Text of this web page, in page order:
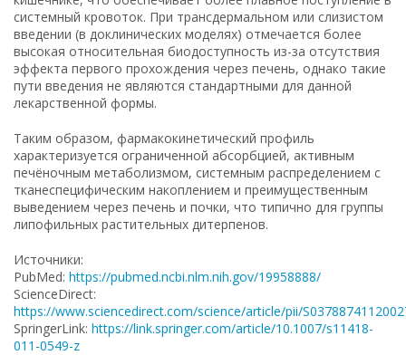
системный кровоток. При трансдермальном или слизистом
введении (в доклинических моделях) отмечается более
высокая относительная биодоступность из-за отсутствия
эффекта первого прохождения через печень, однако такие
пути введения не являются стандартными для данной
лекарственной формы.
Таким образом, фармакокинетический профиль
характеризуется ограниченной абсорбцией, активным
печёночным метаболизмом, системным распределением с
тканеспецифическим накоплением и преимущественным
выведением через печень и почки, что типично для группы
липофильных растительных дитерпенов.
Источники:
PubMed: https://pubmed.ncbi.nlm.nih.gov/19958888/
ScienceDirect:
https://www.sciencedirect.com/science/article/pii/
SpringerLink: https://link.springer.com/article/10.1007/s11418-
011-0549-z